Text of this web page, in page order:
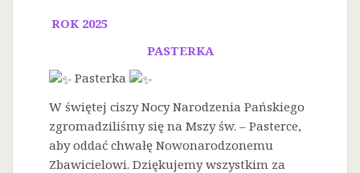
ROK 2025
PASTERKA
Pasterka
W świętej ciszy Nocy Narodzenia Pańskiego
zgromadziliśmy się na Mszy św. – Pasterce,
aby oddać chwałę Nowonarodzonemu
Zbawicielowi. Dziękujemy wszystkim za